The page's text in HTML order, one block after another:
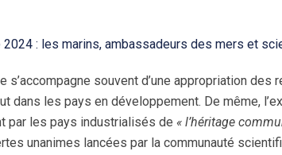
2024 : les marins, ambassadeurs des mers et
s’accompagne souvent d’une appropriation
dans les pays en développement. De même,
par les pays industrialisés de « l’héritage
unanimes lancées par la communauté